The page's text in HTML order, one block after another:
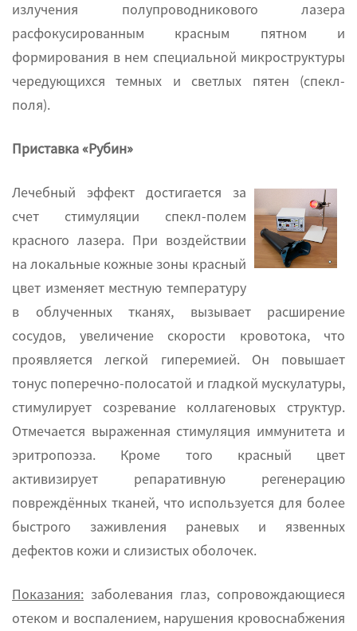
излучения полупроводникового лазера
расфокусированным красным пятном и
формирования в нем специальной микроструктуры
чередующихся темных и светлых пятен (спекл-
поля).
Приставка «Рубин»
Лечебный эффект достигается за
счет стимуляции спекл-полем
красного лазера. При воздействии
на локальные кожные зоны красный
цвет изменяет местную температуру
в облученных тканях, вызывает расширение
сосудов, увеличение скорости кровотока, что
проявляется легкой гиперемией. Он повышает
тонус поперечно-полосатой и гладкой мускулатуры,
стимулирует созревание коллагеновых структур.
Отмечается выраженная стимуляция иммунитета и
эритропоэза. Кроме того красный цвет
активизирует репаративную регенерацию
повреждённых тканей, что используется для более
быстрого заживления раневых и язвенных
дефектов кожи и слизистых оболочек.
Показания: заболевания глаз, сопровождающиеся
отеком и воспалением, нарушения кровоснабжения